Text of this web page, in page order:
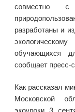
совместно
разработаны и
обучающихся
сообщает пресс-
Как рассказал
Московской